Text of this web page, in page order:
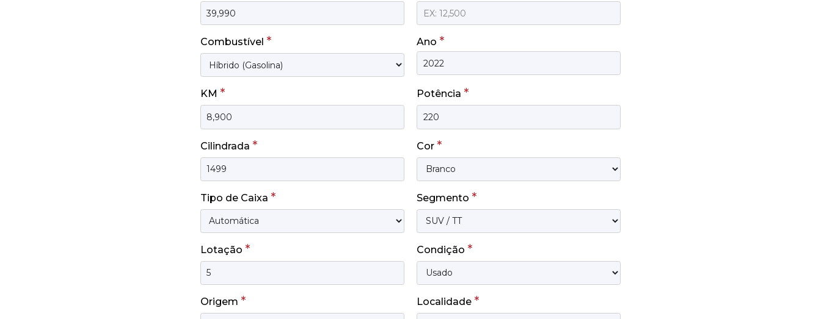
Combustível * Ano *
KM * Potência *
Cilindrada * Cor *
Tipo de Caixa * Segmento *
Lotação * Condição *
Origem * Localidade *